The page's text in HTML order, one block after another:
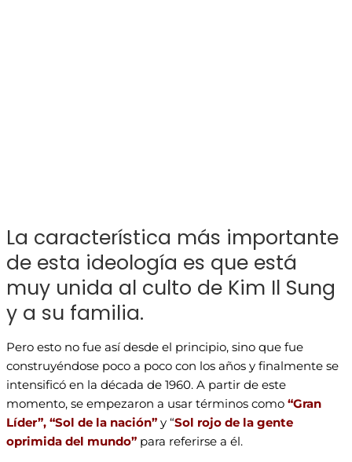
La característica más importante
de esta ideología es que está
muy unida al culto de Kim Il Sung
y a su familia.
Pero esto no fue así desde el principio, sino que fue
construyéndose poco a poco con los años y finalmente se
intensificó en la década de 1960. A partir de este
momento, se empezaron a usar términos como “Gran
Líder”, “Sol de la nación” y “Sol rojo de la gente
oprimida del mundo” para referirse a él.